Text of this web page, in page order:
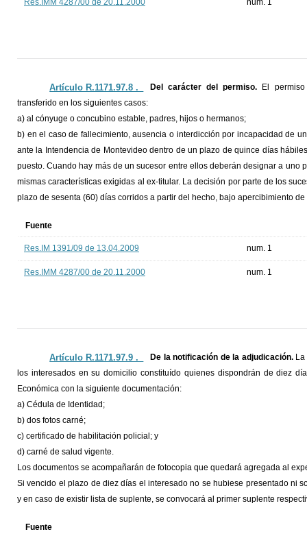
Res.IMM 4287/00 de 20.11.2000 num. 1
Artículo R.1171.97.8 ._ Del carácter del permiso. El
transferido en los siguientes casos:
a) al cónyuge o concubino estable, padres, hijos o hermanos;
b) en el caso de fallecimiento, ausencia o interdicción por incapacidad de
ante la Intendencia de Montevideo dentro de un plazo de quince días
puesto. Cuando hay más de un sucesor entre ellos deberán designar a uno
mismas características exigidas al ex-titular. La decisión por parte de los
plazo de sesenta (60) días corridos a partir del hecho, bajo apercibimiento
Fuente
Res.IM 1391/09 de 13.04.2009 num. 1
Res.IMM 4287/00 de 20.11.2000 num. 1
Artículo R.1171.97.9 ._ De la notificación de la adjudicación.
los interesados en su domicilio constituído quienes dispondrán de diez
Económica con la siguiente documentación:
a) Cédula de Identidad;
b) dos fotos carné;
c) certificado de habilitación policial; y
d) carné de salud vigente.
Los documentos se acompañarán de fotocopia que quedará agregada al
Si vencido el plazo de diez días el interesado no se hubiese presentado ni
y en caso de existir lista de suplente, se convocará al primer suplente
Fuente